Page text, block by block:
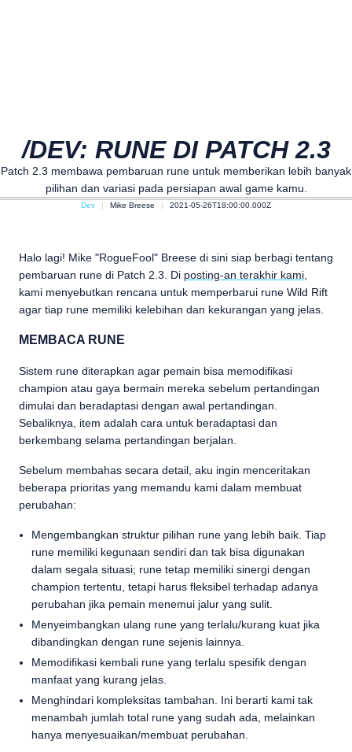
/DEV: RUNE DI PATCH 2.3
Patch 2.3 membawa pembaruan rune untuk memberikan lebih banyak
pilihan dan variasi pada persiapan awal game kamu.
Dev Mike Breese 2021-05-26T18:00:00.000Z
Halo lagi! Mike "RogueFool" Breese di sini siap berbagi tentang
pembaruan rune di Patch 2.3. Di posting-an terakhir kami
kami menyebutkan rencana untuk memperbarui rune Wild Rift
agar tiap rune memiliki kelebihan dan kekurangan yang jelas.
MEMBACA RUNE
Sistem rune diterapkan agar pemain bisa memodifikasi
champion atau gaya bermain mereka sebelum pertandingan
dimulai dan beradaptasi dengan awal pertandingan.
Sebaliknya, item adalah cara untuk beradaptasi dan
berkembang selama pertandingan berjalan.
Sebelum membahas secara detail, aku ingin menceritakan
beberapa prioritas yang memandu kami dalam membuat
perubahan:
Mengembangkan struktur pilihan rune yang lebih baik. Tiap
rune memiliki kegunaan sendiri dan tak bisa digunakan
dalam segala situasi; rune tetap memiliki sinergi dengan
champion tertentu, tetapi harus fleksibel terhadap adanya
perubahan jika pemain menemui jalur yang sulit.
Menyeimbangkan ulang rune yang terlalu/kurang kuat jika
dibandingkan dengan rune sejenis lainnya.
Memodifikasi kembali rune yang terlalu spesifik dengan
manfaat yang kurang jelas.
Menghindari kompleksitas tambahan. Ini berarti kami tak
menambah jumlah total rune yang sudah ada, melainkan
hanya menyesuaikan/membuat perubahan.